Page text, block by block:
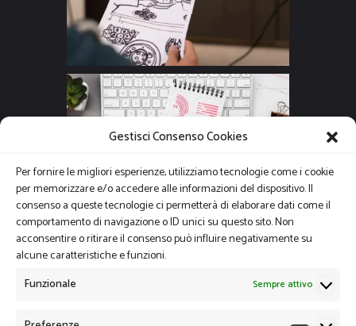
Gestisci Consenso Cookies
Per fornire le migliori esperienze, utilizziamo tecnologie come i cookie
per memorizzare e/o accedere alle informazioni del dispositivo. Il
consenso a queste tecnologie ci permetterà di elaborare dati come il
comportamento di navigazione o ID unici su questo sito. Non
acconsentire o ritirare il consenso può influire negativamente su
alcune caratteristiche e funzioni.
Funzionale
Sempre attivo